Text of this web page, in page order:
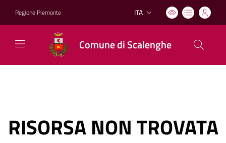
Regione Piemonte Lingua attiva:
ITA
Comune di Scalenghe
RISORSA NON TROVATA